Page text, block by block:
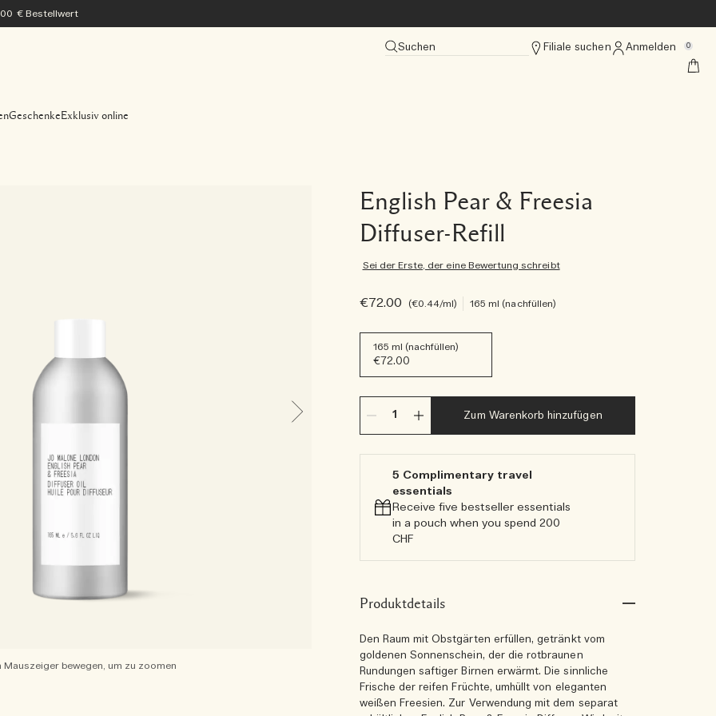
€ Bestellwert
Suchen Filiale suchen Anmelden 0
Geschenke Exklusiv online
English Pear & Freesia
Diffuser-Refill
Sei der Erste, der eine Bewertung schreibt
Mauszeiger bewegen, um zu zoomen
€72.00 €0.44/ml 165 ml (nachfüllen)
165 ml (nachfüllen)
€72.00
Zum Warenkorb hinzufügen
5 Complimentary travel
essentials​
Receive five bestseller essentials
in a pouch when you spend 200
CHF
Produktdetails
Den Raum mit Obstgärten erfüllen, getränkt vom
goldenen Sonnenschein, der die rotbraunen
Rundungen saftiger Birnen erwärmt. Die sinnliche
Frische der reifen Früchte, umhüllt von eleganten
weißen Freesien. Zur Verwendung mit dem separat